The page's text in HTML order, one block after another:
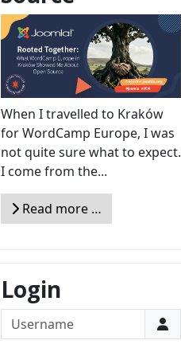
When I travelled to Kraków
for WordCamp Europe, I was
not quite sure what to expect.
I come from the...
Read more …
Login
Username